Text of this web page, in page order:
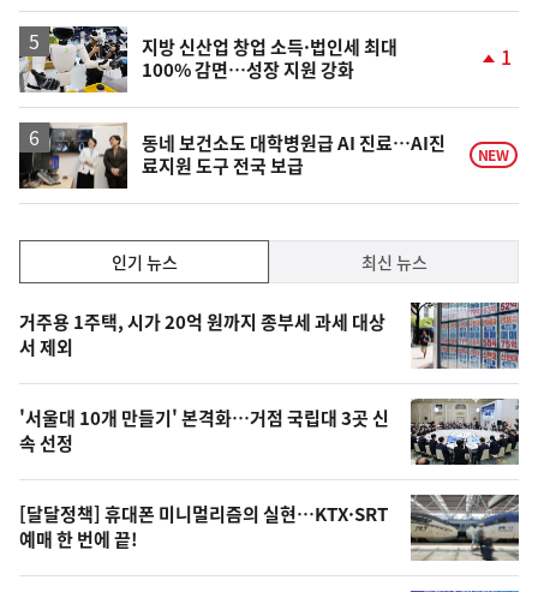
일
지방 신산업 창업 소득·법인세 최대
100% 감면…성장 지원 강화
상
승
1
동네 보건소도 대학병원급 AI 진료…AI진
료지원 도구 전국 보급
NEW
기,
최
신,
오
늘
의
영
상
인기 뉴스 최신 뉴스
인
기
뉴
스
거주용 1주택, 시가 20억 원까지 종부세 과세 대상
서 제외
'서울대 10개 만들기' 본격화…거점 국립대 3곳 신
속 선정
[달달정책] 휴대폰 미니멀리즘의 실현…KTX·SRT
예매 한 번에 끝!